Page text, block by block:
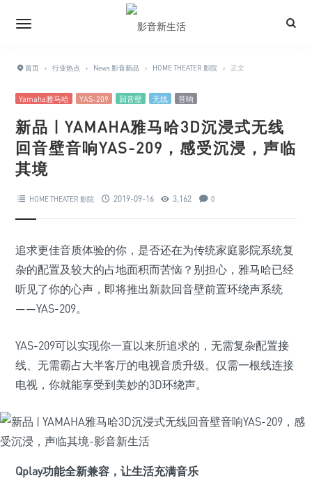
首页 › 行业热点 › News 影音新品 › HOME THEATER 影院 › 正文
Yamaha雅马哈 YAS-209 回音壁 无线 音响
新品 | YAMAHA雅马哈3D沉浸式无线
回音壁音响YAS-209，感受沉浸，声临
其境
HOME THEATER 影院 2019-09-16 3,162 0
追求更佳音质体验的你，是否还在为传统家庭影院系统复
杂的配置及较大的占地面积而苦恼？别担心，雅马哈已经
听见了你的心声，即将推出新款回音壁前置环绕声系统
——YAS-209。
YAS-209可以实现你一直以来所追求的，无需复杂配置接
线、无需霸占大半客厅的电视音质升级。仅需一根线连接
电视，你就能享受到美妙的3D环绕声。
Qplay功能全新兼容，让生活充满音乐